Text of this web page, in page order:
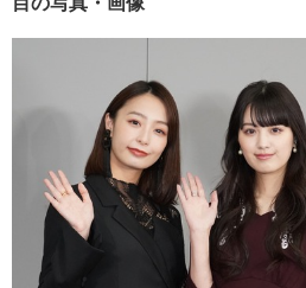
グラビア
その他